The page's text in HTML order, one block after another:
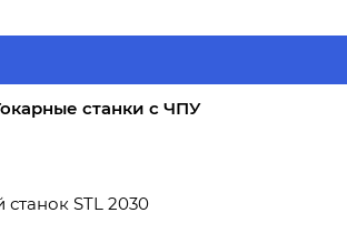
станки с ЧПУ
STL 2030